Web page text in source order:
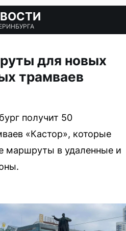
для новых
трамваев
получит 50
«Кастор», которые
маршруты в удаленные и